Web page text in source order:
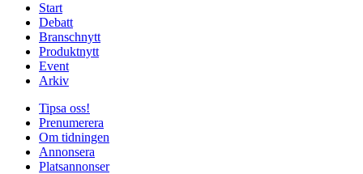
Start
Debatt
Branschnytt
Produktnytt
Event
Arkiv
Tipsa oss!
Prenumerera
Om tidningen
Annonsera
Platsannonser